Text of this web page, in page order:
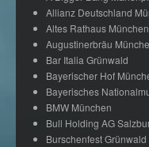
Allianz Deutschland
Altes Rathaus München
Augustinerbräu
Bar Italia Grünwald
Bayerischer Hof
Bayerisches
BMW München
Bull Holding AG
Burschenfest Grünwald